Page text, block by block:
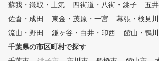
未経験者からシングルプレーヤ
ーまで全員上達を目指せるゴル
フスクールです。
蘇我・鎌取・土気
四街道・八街・銚子
五
佐倉・成田
東金・茂原・一宮
幕張・検見
流山・野田
鎌ヶ谷・白井・印西
館山・鴨
千葉県の市区町村で探す